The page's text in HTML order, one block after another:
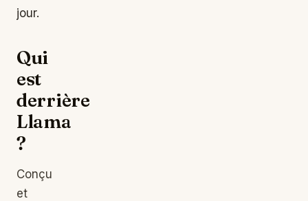
jour.
Qui
est
derrière
Llama
?
Conçu
et